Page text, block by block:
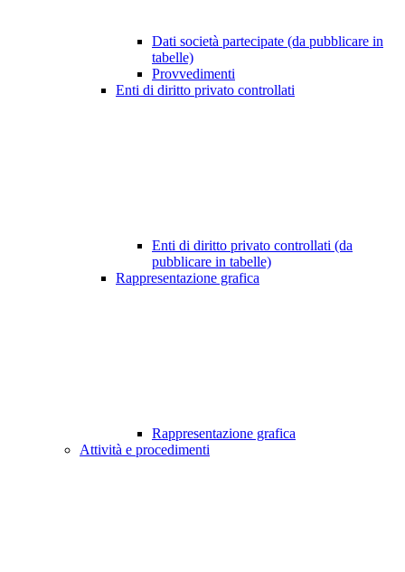
Dati società partecipate (da pubblicare in
tabelle)
Provvedimenti
Enti di diritto privato controllati
Enti di diritto privato controllati (da
pubblicare in tabelle)
Rappresentazione grafica
Rappresentazione grafica
Attività e procedimenti